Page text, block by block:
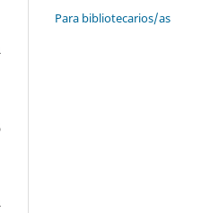
Para bibliotecarios/as